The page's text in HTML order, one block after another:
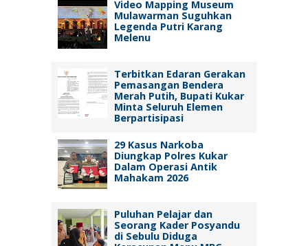
Video Mapping Museum
Mulawarman Suguhkan
Legenda Putri Karang
Melenu
Terbitkan Edaran Gerakan
Pemasangan Bendera
Merah Putih, Bupati Kukar
Minta Seluruh Elemen
Berpartisipasi
29 Kasus Narkoba
Diungkap Polres Kukar
Dalam Operasi Antik
Mahakam 2026
Puluhan Pelajar dan
Seorang Kader Posyandu
di Sebulu Diduga